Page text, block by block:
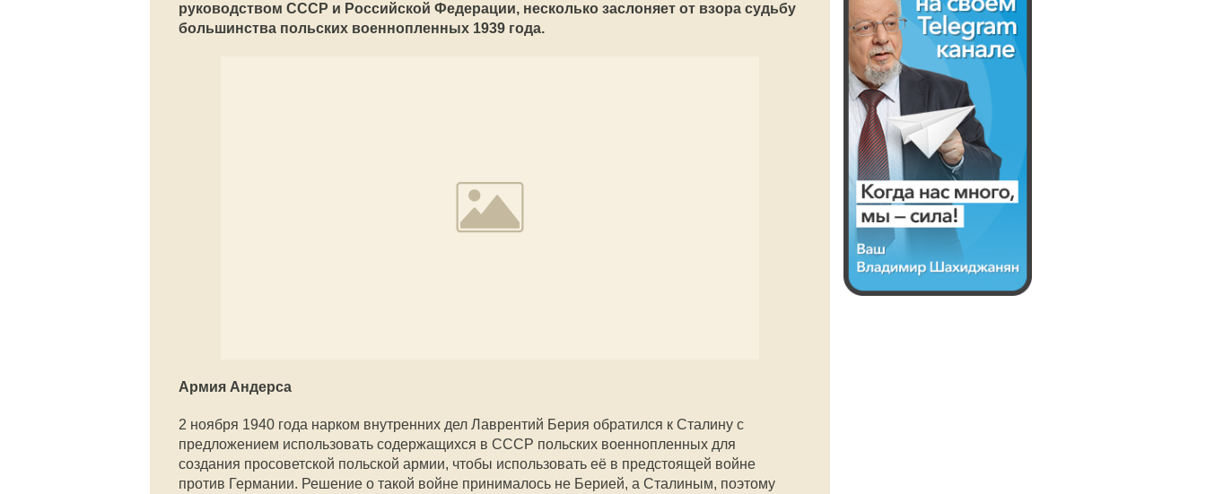
руководством СССР и Российской Федерации, несколько заслоняет от взора судьбу
большинства польских военнопленных 1939 года.
Армия Андерса
2 ноября 1940 года нарком внутренних дел Лаврентий Берия обратился к Сталину с
предложением использовать содержащихся в СССР польских военнопленных для
создания просоветской польской армии, чтобы использовать её в предстоящей войне
против Германии. Решение о такой войне принималось не Берией, а Сталиным, поэтому